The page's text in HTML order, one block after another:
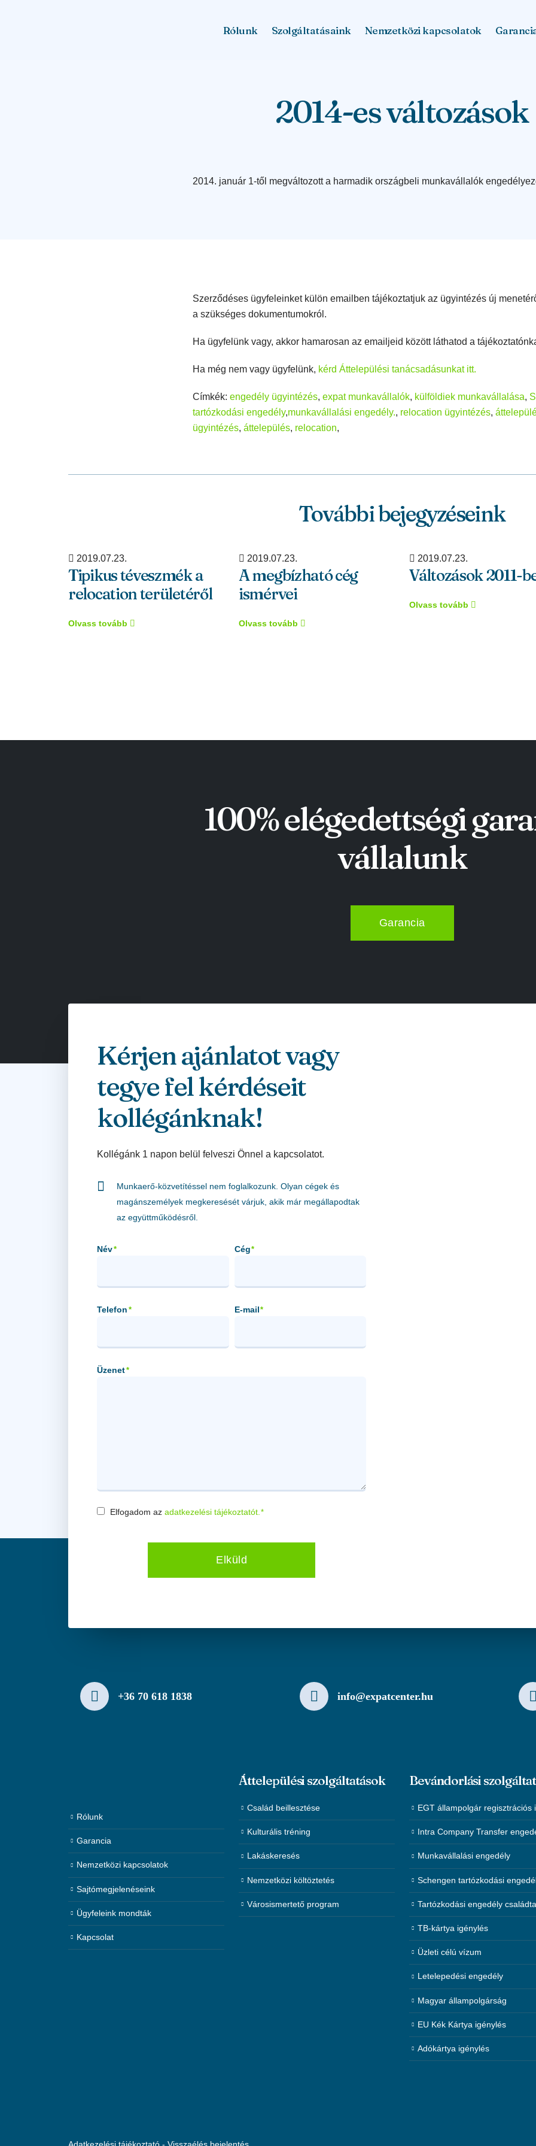
Rólunk Szolgáltatásaink Nemzetközi kapcsolatok
2014-es változások
2014. január 1-től megváltozott a harmadik országbeli munkavállalók
Szerződéses ügyfeleinket külön emailben tájékoztatjuk az ügyintézés új
a szükséges dokumentumokról.
Ha ügyfelünk vagy, akkor hamarosan az emailjeid között láthatod a
Ha még nem vagy ügyfelünk, kérd Áttelepülési tanácsadásunkat itt.
Címkék: engedély ügyintézés, expat munkavállalók, külföldiek munkavállalása,
tartózkodási engedély,munkavállalási engedély., relocation ügyintézés,
ügyintézés, áttelepülés, relocation,
További bejegyzéseink
2019.07.23.
Tipikus téveszmék a
relocation területéről
Olvass tovább
2019.07.23.
A megbízható cég
ismérvei
Olvass tovább
2019.07.23.
Változások 2011-
Olvass tovább
100% elégedettségi
vállalunk
Garancia
Kérjen ajánlatot vagy
tegye fel kérdéseit
kollégánknak!
Kollégánk 1 napon belül felveszi Önnel a kapcsolatot.
Munkaerő-közvetítéssel nem foglalkozunk. Olyan cégek és
magánszemélyek megkeresését várjuk, akik már megállapodtak
az együttműködésről.
Név* Cég*
Telefon * E-mail*
Üzenet*
Consent*
Elfogadom az adatkezelési tájékoztatót. *
Elküld
+36 70 618 1838 info@expatcenter.hu
Rólunk
Garancia
Nemzetközi kapcsolatok
Sajtómegjelenéseink
Ügyfeleink mondták
Kapcsolat
Áttelepülési szolgáltatások
Család beillesztése
Kulturális tréning
Lakáskeresés
Nemzetközi költöztetés
Városismertető program
Bevándorlási
EGT állampolgár regisztrációs
Intra Company Transfer
Munkavállalási engedély
Schengen tartózkodási
Tartózkodási engedély
TB-kártya igénylés
Üzleti célú vízum
Letelepedési engedély
Magyar állampolgárság
EU Kék Kártya igénylés
Adókártya igénylés